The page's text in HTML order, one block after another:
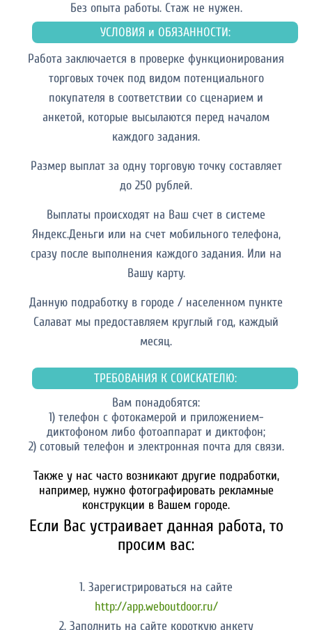
Без опыта работы. Cтаж не нужен.
УСЛОВИЯ и ОБЯЗАННОСТИ:
Работа заключается в проверке функционирования
торговых точек под видом потенциального
покупателя в соответствии со сценарием и
анкетой, которые высылаются перед началом
каждого задания.
Размер выплат за одну торговую точку составляет
до 250 рублей.
Выплаты происходят на Ваш счет в системе
Яндекс.Деньги или на счет мобильного телефона,
сразу после выполнения каждого задания. Или на
Вашу карту.
Данную подработку в городе / населенном пункте
Салават мы предоставляем круглый год, каждый
месяц.
ТРЕБОВАНИЯ К СОИСКАТЕЛЮ:
Вам понадобятся:
1) телефон с фотокамерой и приложением-
диктофоном либо фотоаппарат и диктофон;
2) сотовый телефон и электронная почта для связи.
Также у нас часто возникают другие подработки,
например, нужно фотографировать рекламные
конструкции в Вашем городе.
Если Вас устраивает данная работа, то
просим вас:
1. Зарегистрироваться на сайте
http://app.weboutdoor.ru/
2. Заполнить на сайте короткую анкету